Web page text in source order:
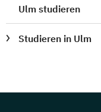
Ulm studieren
Studieren in Ulm